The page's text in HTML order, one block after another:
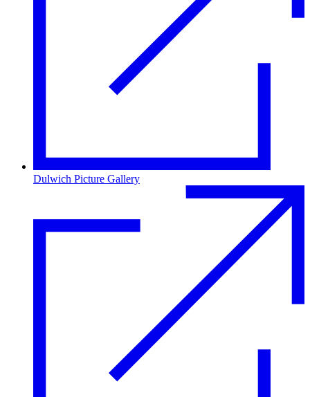
Dulwich Picture Gallery